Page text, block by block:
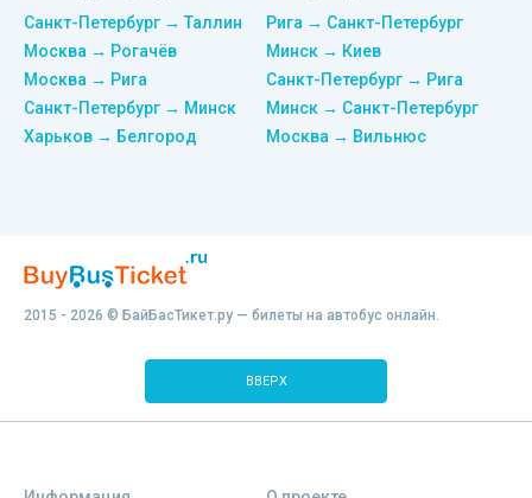
Санкт-Петербург → Таллин
Москва → Рогачёв
Москва → Рига
Санкт-Петербург → Минск
Харьков → Белгород
Рига → Санкт-Петербург
Минск → Киев
Санкт-Петербург → Рига
Минск → Санкт-Петербург
Москва → Вильнюс
2015 - 2026 © БайБасТикет.ру — билеты на автобус онлайн.
ВВЕРХ